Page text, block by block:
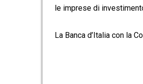
le imprese di
La Banca d’Italia con la